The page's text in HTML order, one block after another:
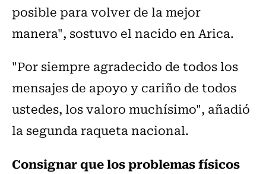
posible para volver de la mejor
manera", sostuvo el nacido en Arica.
"Por siempre agradecido de todos los
mensajes de apoyo y cariño de todos
ustedes, los valoro muchísimo", añadió
la segunda raqueta nacional.
Consignar que los problemas físicos